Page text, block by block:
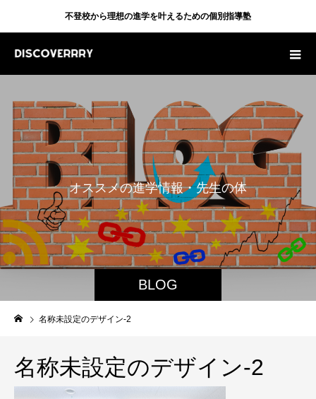
不登校から理想の進学を叶えるための個別指導塾
BLOG
オススメの進学情報・先生の体験談・そ
名称未設定のデザイン-2
名称未設定のデザイン-2